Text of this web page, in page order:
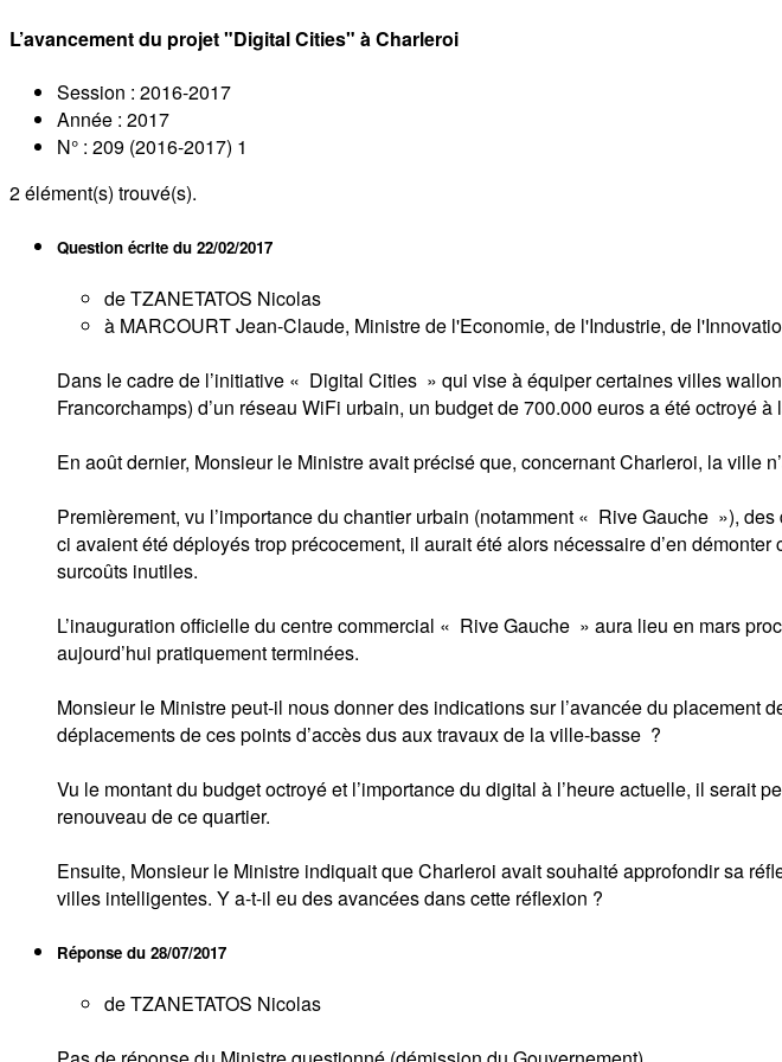
L’avancement du projet "Digital Cities" à Charleroi
Session : 2016-2017
Année : 2017
N° : 209 (2016-2017) 1
2élément(s) trouvé(s).
Question écrite du 22/02/2017
de TZANETATOS Nicolas
à MARCOURT Jean-Claude, Ministre de l'Economie, de l'Industrie, de
Dans le cadre de l’initiative « Digital Cities » qui vise à équiper certaines villes
Francorchamps) d’un réseau WiFi urbain, un budget de 700.000 euros a été octroyé
En août dernier, Monsieur le Ministre avait précisé que, concernant Charleroi, la ville
Premièrement, vu l’importance du chantier urbain (notamment « Rive Gauche »),
ci avaient été déployés trop précocement, il aurait été alors nécessaire d’en
surcoûts inutiles.
L’inauguration officielle du centre commercial « Rive Gauche » aura lieu en mars
aujourd’hui pratiquement terminées.
Monsieur le Ministre peut-il nous donner des indications sur l’avancée du placement
déplacements de ces points d’accès dus aux travaux de la ville-basse ?
Vu le montant du budget octroyé et l’importance du digital à l’heure actuelle, il
renouveau de ce quartier.
Ensuite, Monsieur le Ministre indiquait que Charleroi avait souhaité approfondir sa
villes intelligentes. Y a-t-il eu des avancées dans cette réflexion ?
Réponse du 28/07/2017
de TZANETATOS Nicolas